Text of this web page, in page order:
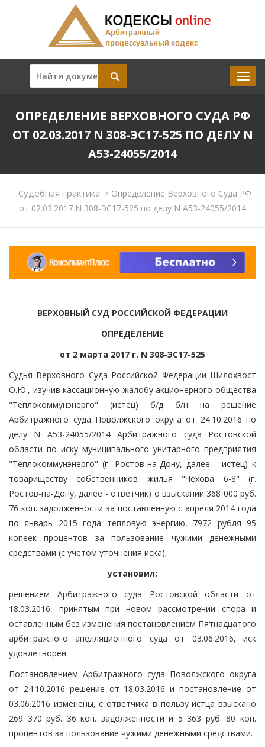
ОПРЕДЕЛЕНИЕ ВЕРХОВНОГО СУДА РФ
ОТ 02.03.2017 N 308-ЭС17-525 ПО ДЕЛУ N
А53-24055/2014
Судебная практика >Определение Верховного Суда РФ
от 02.03.2017 N 308-ЭС17-525 по делу N А53-24055/2014
ВЕРХОВНЫЙ СУД РОССИЙСКОЙ ФЕДЕРАЦИИ
ОПРЕДЕЛЕНИЕ
от 2 марта 2017 г. N 308-ЭС17-525
Судья Верховного Суда Российской Федерации Шилохвост
О.Ю., изучив кассационную жалобу акционерного общества
"Теплокоммунэнерго" (истец) б/д б/н на решение
Арбитражного суда Поволжского округа от 24.10.2016 по
делу N А53-24055/2014 Арбитражного суда Ростовской
области по иску муниципального унитарного предприятия
"Теплокоммунэнерго" (г. Ростов-на-Дону, далее - истец) к
товариществу собственников жилья "Чехова 6-8" (г.
Ростов-на-Дону, далее - ответчик) о взыскании 368 000 руб.
76 коп. задолженности за поставленную с апреля 2014 года
по январь 2015 года тепловую энергию, 7972 рубля 95
копеек процентов за пользование чужими денежными
средствами (с учетом уточнения иска),
установил:
решением Арбитражного суда Ростовской области от
18.03.2016, принятым при новом рассмотрении спора и
оставленным без изменения постановлением Пятнадцатого
арбитражного апелляционного суда от 03.06.2016, иск
удовлетворен.
Постановлением Арбитражного суда Поволжского округа
от 24.10.2016 решение от 18.03.2016 и постановление от
03.06.2016 изменены, с ответчика в пользу истца взыскано
269 370 руб. 36 коп. задолженности и 5 363 руб. 80 коп.
процентов за пользование чужими денежными средствами.